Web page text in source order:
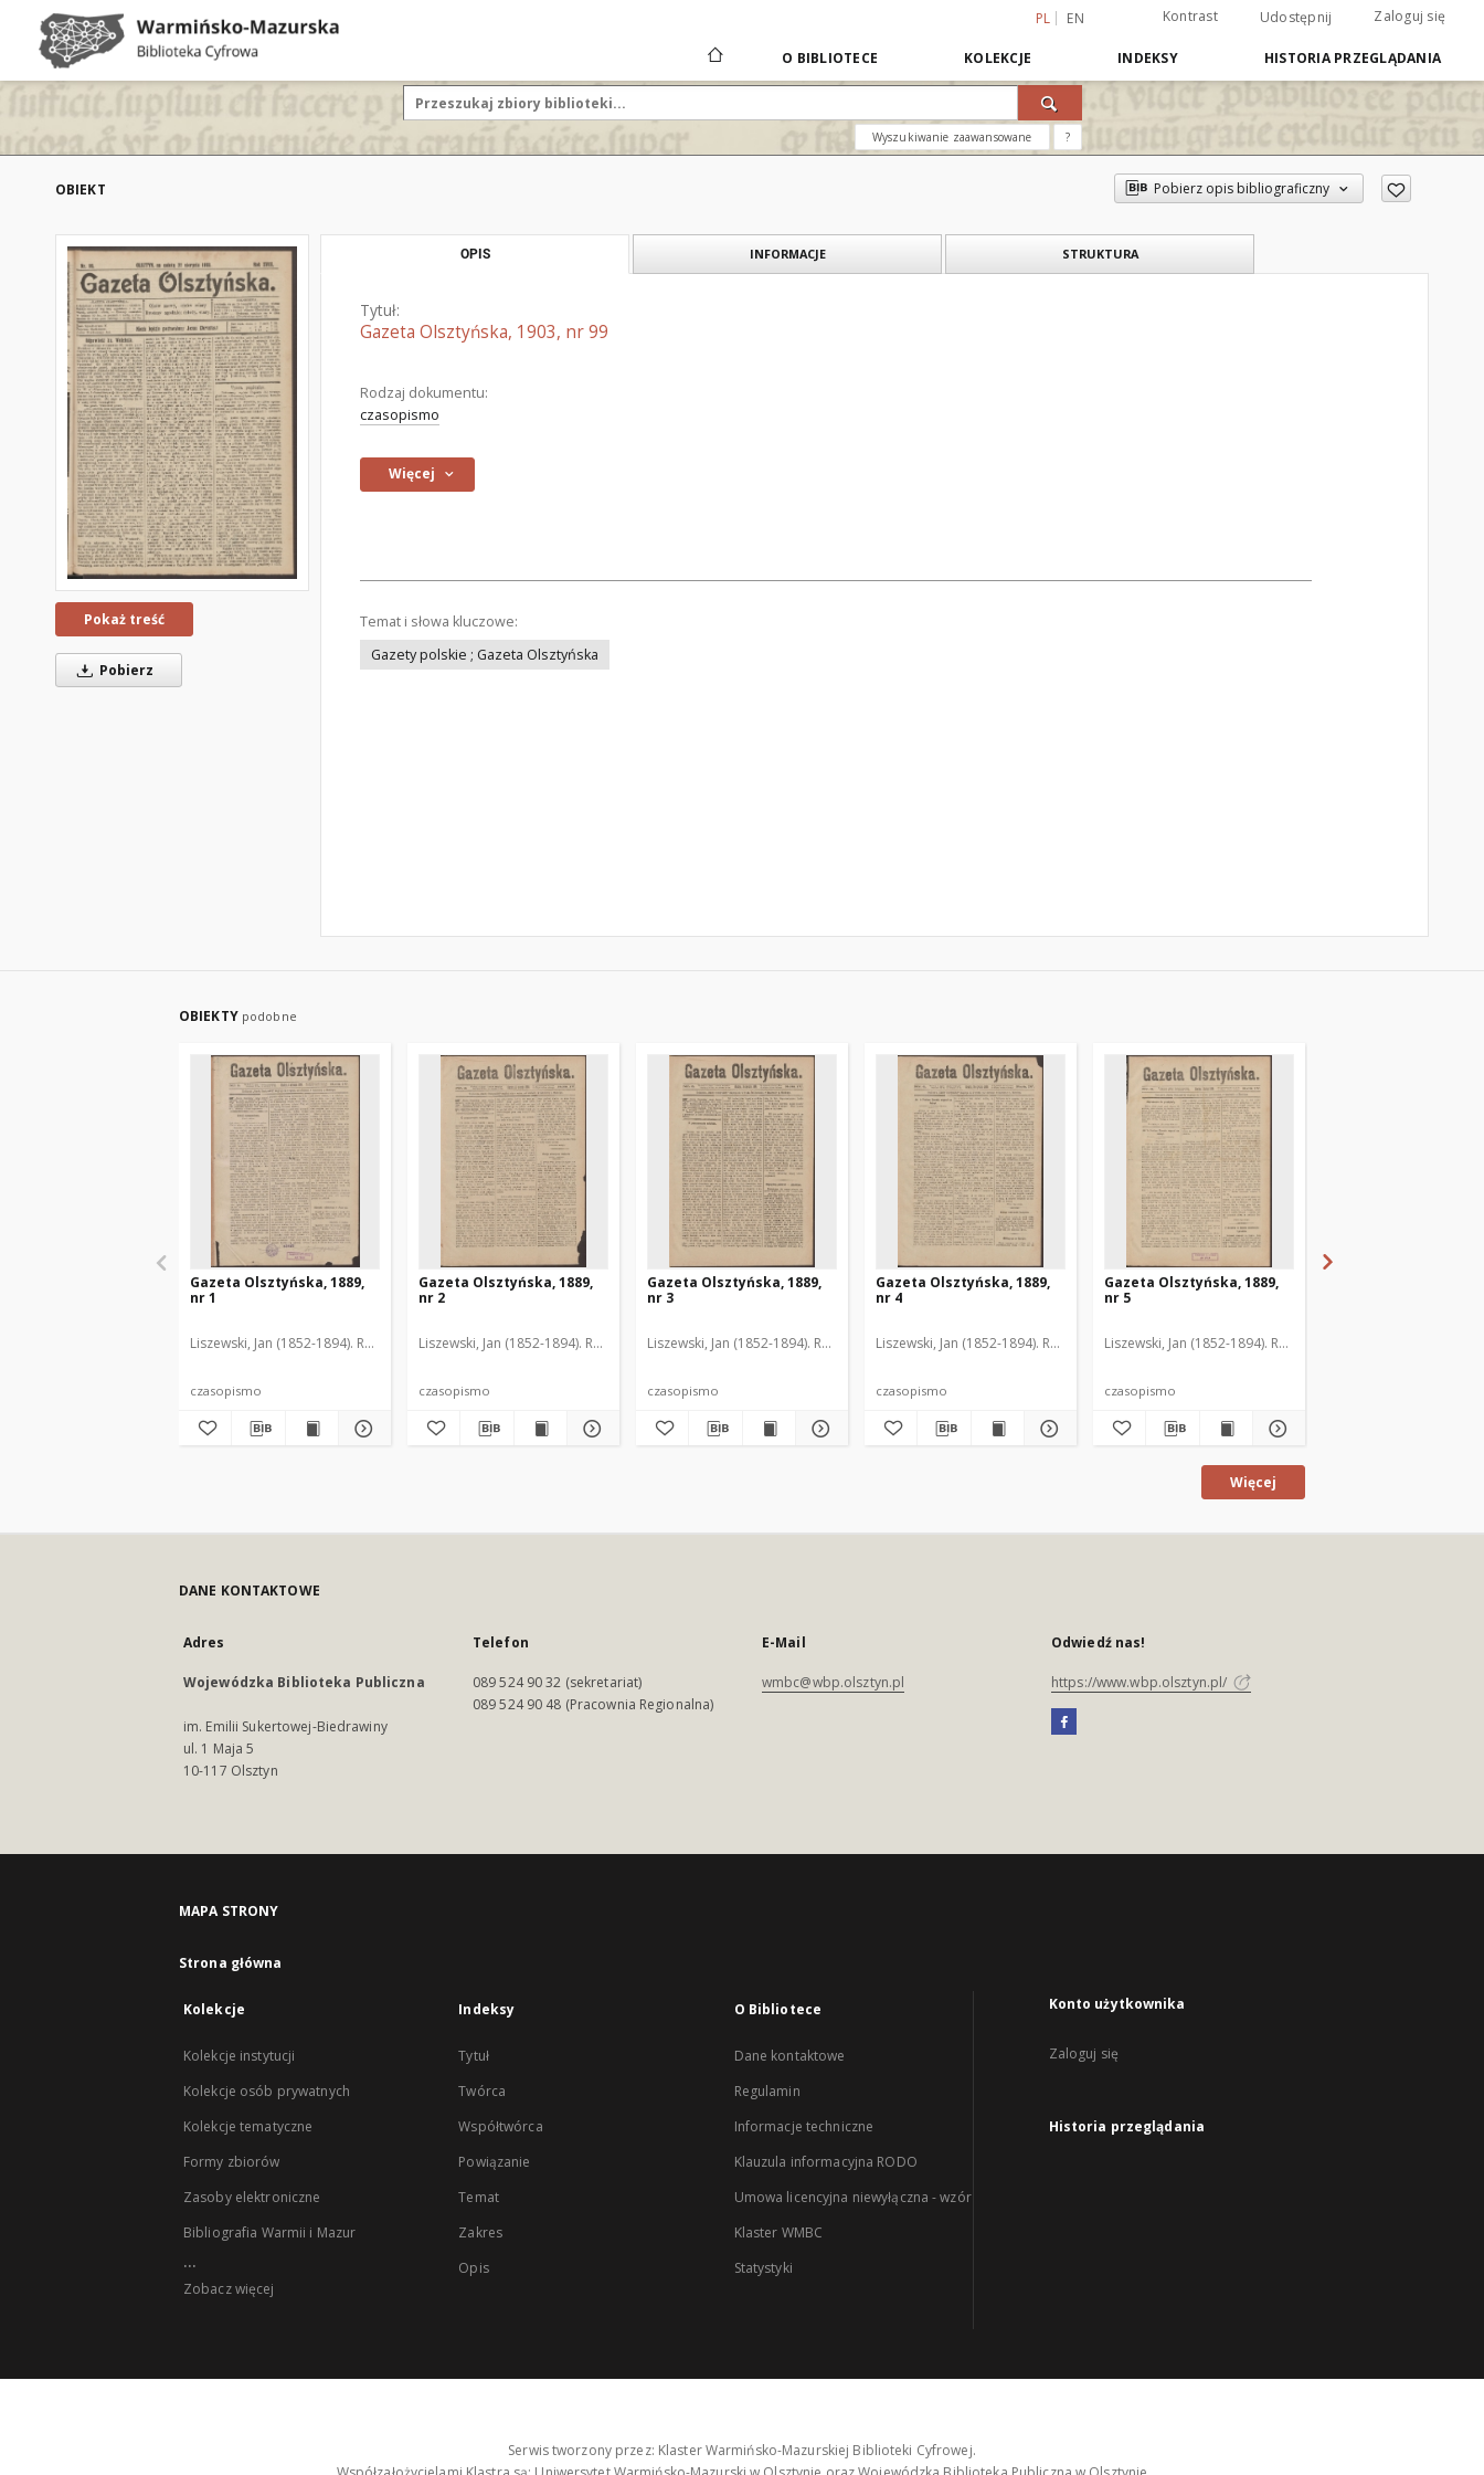
PL EN Kontrast Udostępnij Zaloguj się
O BIBLIOTECE KOLEKCJE INDEKSY HISTORIA PRZEGLĄDANIA
Wyszukiwanie zaawansowane ?
OBIEKT Pobierz opis bibliograficzny
Pokaż treść
Pobierz
OPIS INFORMACJE STRUKTURA
Tytuł:
Gazeta Olsztyńska, 1903, nr 99
Rodzaj dokumentu:
czasopismo
Więcej
Temat i słowa kluczowe:
Gazety polskie ; Gazeta Olsztyńska
OBIEKTY podobne
Gazeta Olsztyńska, 1889,
nr 1
Liszewski, Jan (1852-1894). Red.
czasopismo
Gazeta Olsztyńska, 1889,
nr 2
Liszewski, Jan (1852-1894). Red.
czasopismo
Gazeta Olsztyńska, 1889,
nr 3
Liszewski, Jan (1852-1894). Red.
czasopismo
Gazeta Olsztyńska, 1889,
nr 4
Liszewski, Jan (1852-1894). Red.
czasopismo
Gazeta Olsztyńska, 1889,
nr 5
Liszewski, Jan (1852-1894). Red.
czasopismo
Więcej
DANE KONTAKTOWE
Adres
Wojewódzka Biblioteka Publiczna
im. Emilii Sukertowej-Biedrawiny
ul. 1 Maja 5
10-117 Olsztyn
Telefon
089 524 90 32 (sekretariat)
089 524 90 48 (Pracownia Regionalna)
E-Mail
wmbc@wbp.olsztyn.pl
Odwiedź nas!
https://www.wbp.olsztyn.pl/
MAPA STRONY
Strona główna
Kolekcje
Kolekcje instytucji
Kolekcje osób prywatnych
Kolekcje tematyczne
Formy zbiorów
Zasoby elektroniczne
Bibliografia Warmii i Mazur
...
Zobacz więcej
Indeksy
Tytuł
Twórca
Współtwórca
Powiązanie
Temat
Zakres
Opis
O Bibliotece
Dane kontaktowe
Regulamin
Informacje techniczne
Klauzula informacyjna RODO
Umowa licencyjna niewyłączna - wzór
Klaster WMBC
Statystyki
Konto użytkownika
Zaloguj się
Historia przeglądania
Serwis tworzony przez: Klaster Warmińsko-Mazurskiej Biblioteki Cyfrowej.